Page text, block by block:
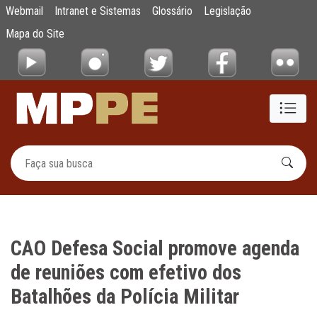
Pular para o Conteúdo principal
CAO Defesa Social promove agenda de
Webmail Intranet e Sistemas Glossário
Legislação
Mapa do Site
CAO Defesa Social promove agenda
de reuniões com efetivo dos
Batalhões da Polícia Militar